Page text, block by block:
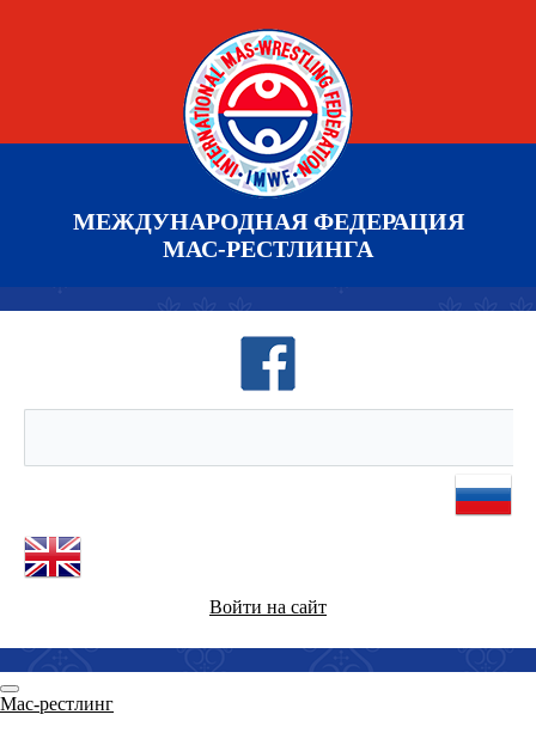
МЕЖДУНАРОДНАЯ ФЕДЕРАЦИЯ
МАС-РЕСТЛИНГА
Войти на сайт
Мас-рестлинг